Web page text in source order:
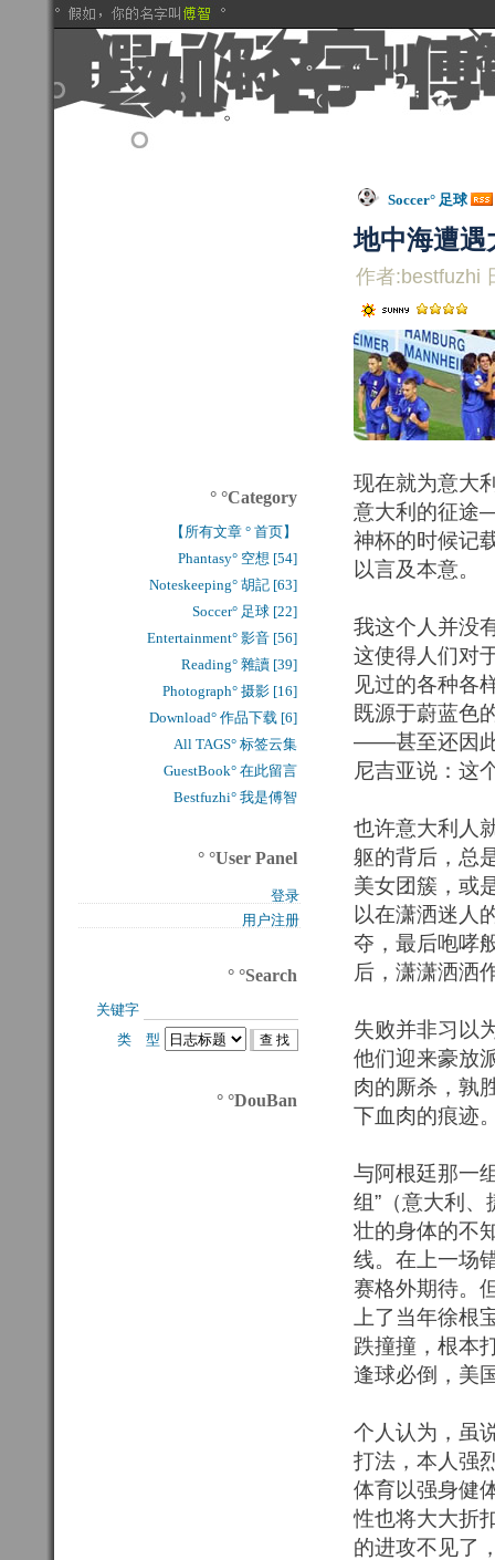
Soccer° 足球
地中海遭遇
作者:bestfuzhi
现在就为意大
意大利的征途
神杯的时候记
以言及本意。
我这个人并没
这使得人们对
见过的各种各
既源于蔚蓝色
——甚至还因此
尼吉亚说：这
也许意大利人
躯的背后，总
美女团簇，或
以在潇洒迷人
夺，最后咆哮
后，潇潇洒洒
失败并非习以
他们迎来豪放
肉的厮杀，孰
下血肉的痕迹
与阿根廷那一
组”（意大利
壮的身体的不
线。在上一场
赛格外期待。
上了当年徐根
跌撞撞，根本
逢球必倒，美
个人认为，虽
打法，本人强
体育以强身健
性也将大大折
的进攻不见了
° °Category
【所有文章 ° 首页】
Phantasy° 空想 [54]
Noteskeeping° 胡記 [63]
Soccer° 足球 [22]
Entertainment° 影音 [56]
Reading° 雜讀 [39]
Photograph° 摄影 [16]
Download° 作品下载 [6]
All TAGS° 标签云集
GuestBook° 在此留言
Bestfuzhi° 我是傅智
° °User Panel
登录
用户注册
° °Search
关键字
类 型
° °DouBan